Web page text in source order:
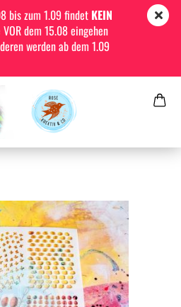
bis zum 1.09 findet KEIN
dem 15.08 eingehen
werden ab dem 1.09